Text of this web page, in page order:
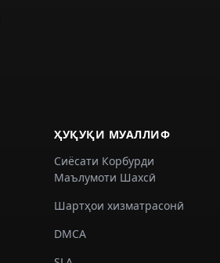
ҲУҚУҚИ МУАЛЛИФ
Сиёсати Корбурди
Маълумоти Шахсӣ
Шартҳои хизматрасонӣ
DMCA